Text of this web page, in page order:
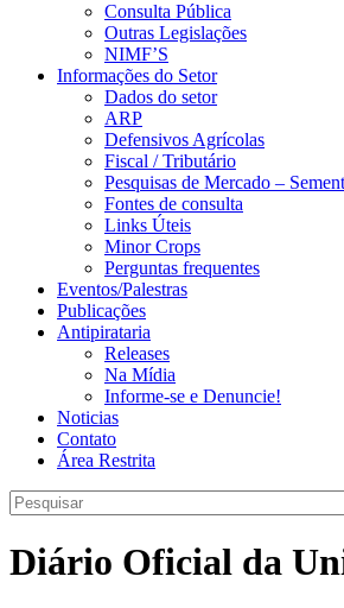
Consulta Pública
Outras Legislações
NIMF’S
Informações do Setor
Dados do setor
ARP
Defensivos Agrícolas
Fiscal / Tributário
Pesquisas de Mercado –
Fontes de consulta
Links Úteis
Minor Crops
Perguntas frequentes
Eventos/Palestras
Publicações
Antipirataria
Releases
Na Mídia
Informe-se e Denuncie!
Noticias
Contato
Área Restrita
Diário Oficial da